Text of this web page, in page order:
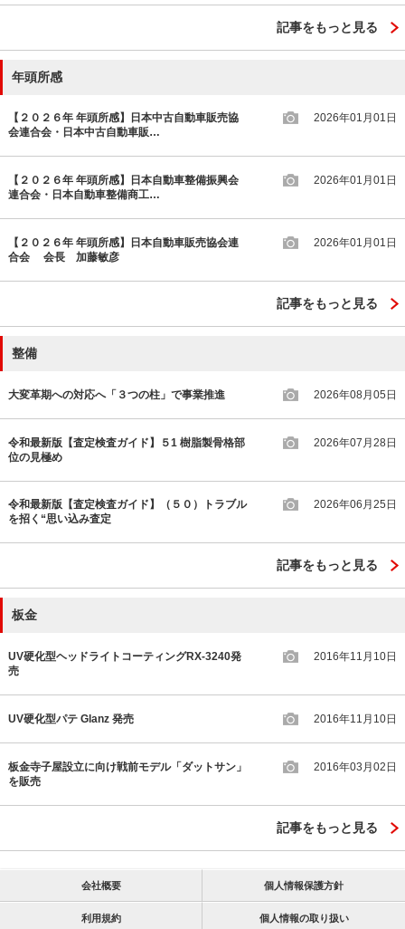
記事をもっと見る
年頭所感
【２０２６年 年頭所感】日本中古自動車販売協
会連合会・日本中古自動車販…
2026年01月01日
【２０２６年 年頭所感】日本自動車整備振興会
連合会・日本自動車整備商工…
2026年01月01日
【２０２６年 年頭所感】日本自動車販売協会連
合会 会長 加藤敏彦
2026年01月01日
記事をもっと見る
整備
大変革期への対応へ「３つの柱」で事業推進 2026年08月05日
令和最新版【査定検査ガイド】５1 樹脂製骨格部
位の見極め
2026年07月28日
令和最新版【査定検査ガイド】（５０）トラブル
を招く“思い込み査定
2026年06月25日
記事をもっと見る
板金
UV硬化型ヘッドライトコーティングRX-3240発
売
2016年11月10日
UV硬化型パテ Glanz 発売 2016年11月10日
板金寺子屋設立に向け戦前モデル「ダットサン」
を販売
2016年03月02日
記事をもっと見る
会社概要 個人情報保護方針
利用規約 個人情報の取り扱い